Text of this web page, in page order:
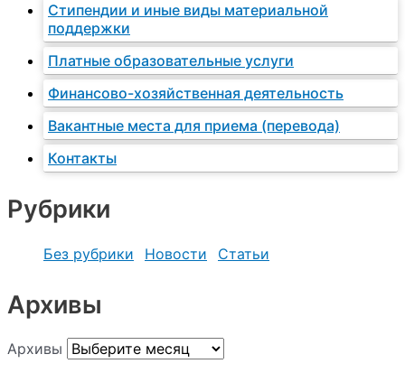
Стипендии и иные виды материальной
поддержки
Платные образовательные услуги
Финансово-хозяйственная деятельность
Вакантные места для приема (перевода)
Контакты
Рубрики
Без рубрики Новости Статьи
Архивы
Архивы